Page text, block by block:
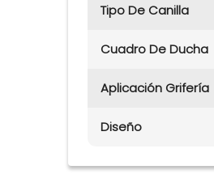
Tipo De Canilla
Cuadro De Ducha
Aplicación Grifería
Diseño